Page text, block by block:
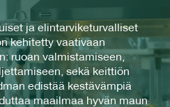
ja elintarviketurvalliset
kehitetty vaativaan
ruoan valmistamiseen,
sekä keittiön
edistää kestävämpiä
maailmaa hyvän maun